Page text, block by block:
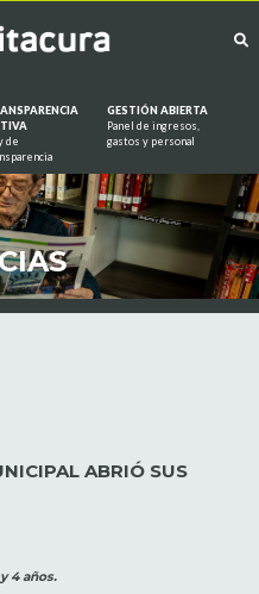
de
GESTIÓN ABIERTA
Panel de ingresos,
gastos y personal
ABRIÓ SUS
4 años.